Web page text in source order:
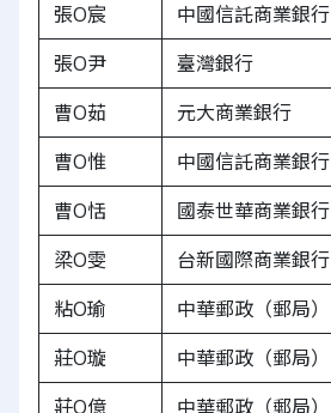
張O宸
中國信託商業銀行
張O尹
臺灣銀行
曹O茹
元大商業銀行
曹O惟
中國信託商業銀行
曹O恬
國泰世華商業銀行
梁O雯
台新國際商業銀行
粘O瑜
中華郵政（郵局）
莊O璇
中華郵政（郵局）
莊O億
中華郵政（郵局）